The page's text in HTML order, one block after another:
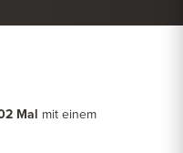
Mal mit einem